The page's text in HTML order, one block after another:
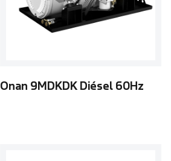
Onan 9MDKDK Diésel 60Hz